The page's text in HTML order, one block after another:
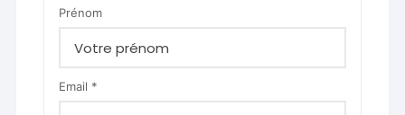
Prénom
Email *